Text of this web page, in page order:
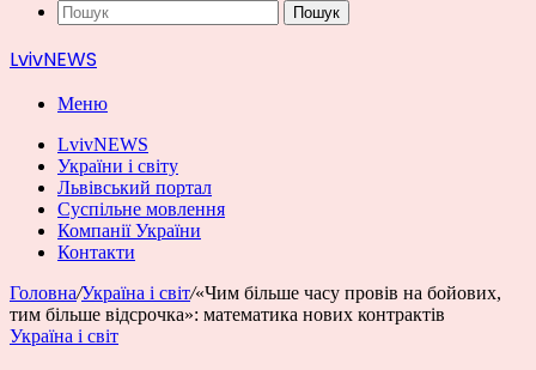
Пошук
LvivNEWS
Меню
LvivNEWS
України і світу
Львівський портал
Суспільне мовлення
Компанії України
Контакти
Головна/Україна і світ/«Чим більше часу провів на бойових,
тим більше відсрочка»: математика нових контрактів
Україна і світ